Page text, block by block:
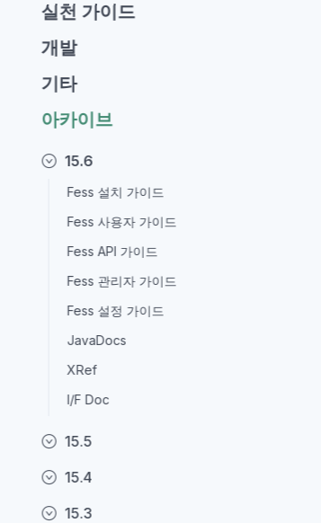
실천 가이드
개발
기타
아카이브
15.6
Fess 설치 가이드
Fess 사용자 가이드
Fess API 가이드
Fess 관리자 가이드
Fess 설정 가이드
JavaDocs
XRef
I/F Doc
15.5
15.4
15.3